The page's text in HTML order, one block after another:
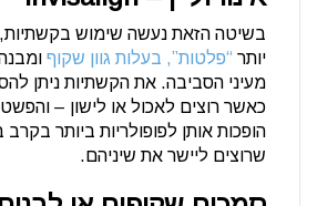
בשיטה הזאת נעשה שימוש
יותר “פלטות”, בעלות גוון שקוף
מעיני הסביבה. את הקשתיות ניתן
כאשר רוצים לאכול או לישון –
הופכות אותן לפופולריות ביותר בקרב
שרוצים ליישר את שיניהם.